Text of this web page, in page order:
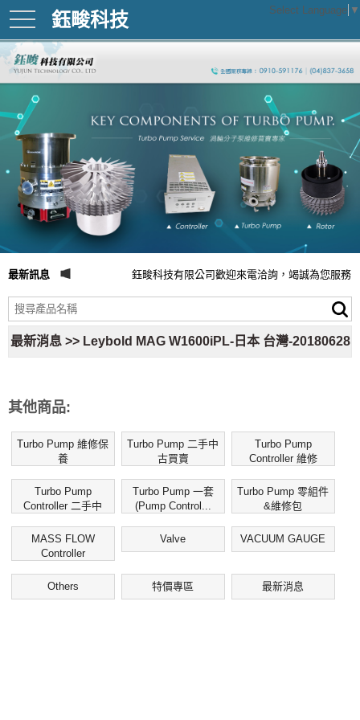
鈺畯科技
toggle
navigation
Select Language ▼
最新訊息 鈺畯科技有限公司歡迎來電洽詢，竭誠為您服務
最新消息 >> Leybold MAG W1600iPL-日本 台灣-20180628
其他商品:
Turbo Pump 維修保
養
Turbo Pump 二手中
古買賣
Turbo Pump
Controller 維修
Turbo Pump
Controller 二手中
Turbo Pump 一套
(Pump Control...
Turbo Pump 零組件
&維修包
MASS FLOW
Controller
Valve VACUUM GAUGE
Others 特價專區 最新消息